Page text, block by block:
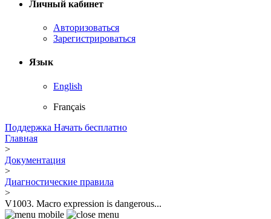
Личный кабинет
Авторизоваться
Зарегистрироваться
Язык
English
Français
Поддержка Начать бесплатно
Главная
>
Документация
>
Диагностические правила
>
V1003. Macro expression is dangerous...